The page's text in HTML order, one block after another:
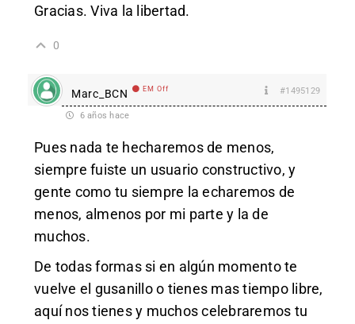
Gracias. Viva la libertad.
0
Marc_BCN EM Off #1495129
6 años hace
Pues nada te hecharemos de menos,
siempre fuiste un usuario constructivo, y
gente como tu siempre la echaremos de
menos, almenos por mi parte y la de
muchos.
De todas formas si en algún momento te
vuelve el gusanillo o tienes mas tiempo libre,
aquí nos tienes y muchos celebraremos tu